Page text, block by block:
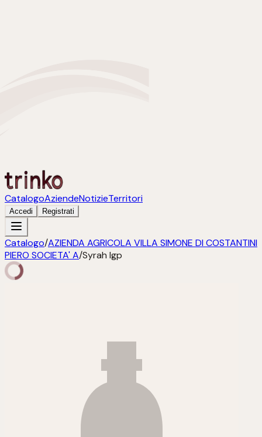
CatalogoAziendeNotizieTerritori
Accedi Registrati
Catalogo/AZIENDA AGRICOLA VILLA SIMONE DI COSTANTINI
PIERO SOCIETA' A/Syrah Igp